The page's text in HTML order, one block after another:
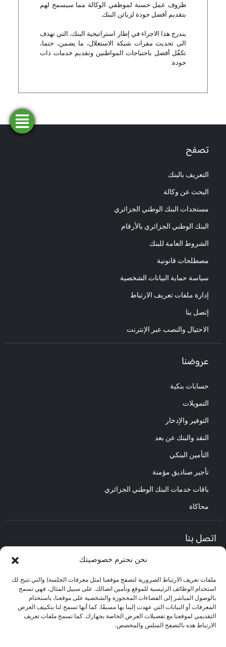
نحن نحترم خصوصيتك
ملفات تعريف الارتباط الضرورية لتصفح موقعنا (مثل معرفات الجلسة) والتي تتيح لك
استخدام الوظائف الرئيسية للموقع وتأمين اتصالك. على سبيل المثال، فهي تسمح
بالوصول المباشر إلى الفضاءات المحجوزة والشخصية على موقعنا، باستخدام
المعرفات أو البيانات التي عهدت إلينا بها مسبقًا. كما أنها تسمح لنا بتكييف العرض
التقديمي لموقعنا مع تفضيلات العرض الخاصة بجهازك. كما تسمح ملفات تعريف
الارتباط هذه بالتصفح السلس والمخصص.
ظروف عمل حسنة لموظفي الوكالة مما سيسمح لهم
بتقديم أفضل جودة لزبائن البنك.
يندرج هذا الاجراء في إطار استراتيجية البنك، التي تهدف
الى تحديث مقرات شبكة الاستغلال، ما يضمن، حتما،
تكفّل أفضل باحتياجات المواطنين وتقديم خدمات ذات
جودة.
تصفح
التعريف بالبنك
البحث عن وكالة
مستجدات البنك الوطني الجزائري
البنك الوطني الجزائري بالأرقام
الشروط العامة للبنك
مصطلحات قانونية
سياسة حماية البيانات الشخصية
إدارة ملفات تعريف الارتباط
إتصل بنا
الاحتيال والنصب عبر الإنترنت
عروضنا
حسابات بنكية
التمويلات
التوفير والإدخار
النقد والبنك عن بعد
التأمين البنكي
تأجير صناديق مؤمنة
باقات خدمات البنك الوطني الجزائري
محاكاة
اتصل بنا
مركز العلاقات مع الزبائن :
البريد الإلكتروني : CEC@bna.dz
العنوان : حي الأعمال باب الزوار.
الهاتف: 3306/0770.20.33.06
مركز الاتصال :3306
ابحث
عن وكالة
طلب
تمويل
المحاكاة
فتح
حساب